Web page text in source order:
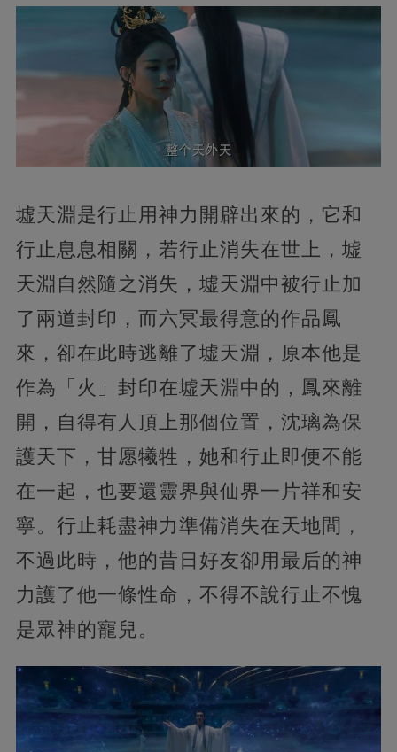
墟天淵是行止用神力開辟出來的，它和
行止息息相關，若行止消失在世上，墟
天淵自然隨之消失，墟天淵中被行止加
了兩道封印，而六冥最得意的作品鳳
來，卻在此時逃離了墟天淵，原本他是
作為「火」封印在墟天淵中的，鳳來離
開，自得有人頂上那個位置，沈璃為保
護天下，甘愿犧牲，她和行止即便不能
在一起，也要還靈界與仙界一片祥和安
寧。行止耗盡神力準備消失在天地間，
不過此時，他的昔日好友卻用最后的神
力護了他一條性命，不得不說行止不愧
是眾神的寵兒。